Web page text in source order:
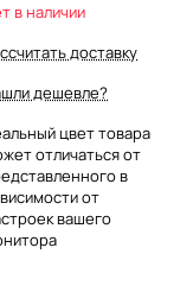
в наличии
доставку
дешевле?
цвет товара
отличаться от
в
от
вашего